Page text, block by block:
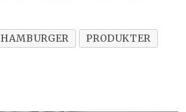
HAMBURGER
PRODUKTER